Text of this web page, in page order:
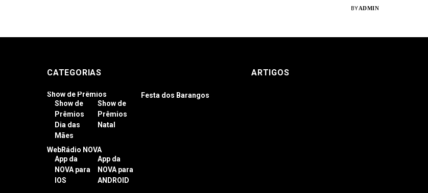
BYADMIN
CATEGORIAS
Show de Prêmios
Show de
Prêmios
Dia das
Mães
Show de
Prêmios
Natal
Festa dos Barangos
WebRádio NOVA
App da
NOVA para
IOS
App da
NOVA para
ANDROID
ARTIGOS